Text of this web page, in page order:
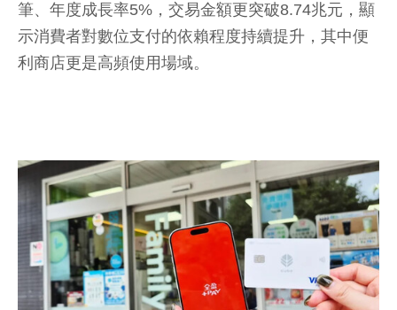
筆、年度成長率5%，交易金額更突破8.74兆元，顯
示消費者對數位支付的依賴程度持續提升，其中便
利商店更是高頻使用場域。